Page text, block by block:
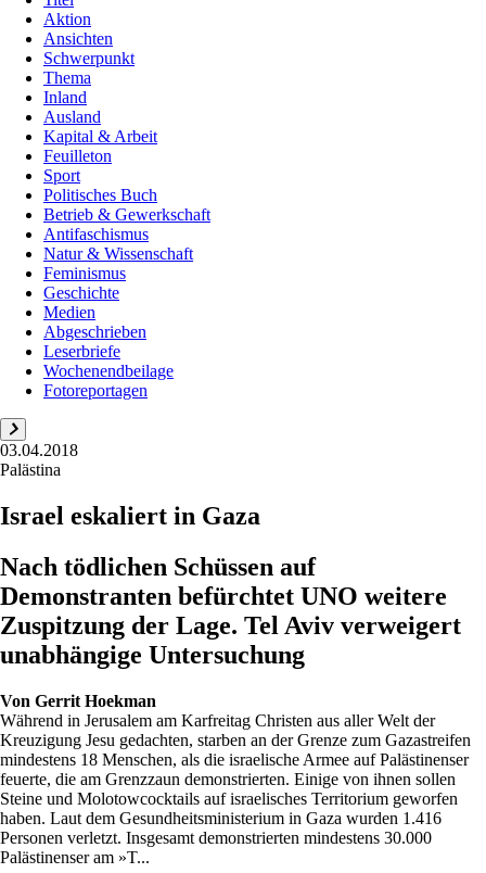
Aktion
Ansichten
Schwerpunkt
Thema
Inland
Ausland
Kapital & Arbeit
Feuilleton
Sport
Politisches Buch
Betrieb & Gewerkschaft
Antifaschismus
Natur & Wissenschaft
Feminismus
Geschichte
Medien
Abgeschrieben
Leserbriefe
Wochenendbeilage
Fotoreportagen
03.04.2018
Palästina
Israel eskaliert in Gaza
Nach tödlichen Schüssen auf
Demonstranten befürchtet UNO weitere
Zuspitzung der Lage. Tel Aviv verweigert
unabhängige Untersuchung
Von Gerrit Hoekman
Während in Jerusalem am Karfreitag Christen aus aller Welt der
Kreuzigung Jesu gedachten, starben an der Grenze zum Gazastreifen
mindestens 18 Menschen, als die israelische Armee auf Palästinenser
feuerte, die am Grenzzaun demonstrierten. Einige von ihnen sollen
Steine und Molotowcocktails auf israelisches Territorium geworfen
haben. Laut dem Gesundheitsministerium in Gaza wurden 1.416
Personen verletzt. Insgesamt demonstrierten mindestens 30.000
Palästinenser am »T...